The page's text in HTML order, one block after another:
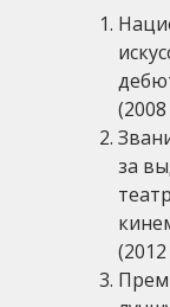
(2008
за
(2012